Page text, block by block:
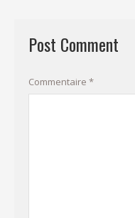
Post Comment
Commentaire *